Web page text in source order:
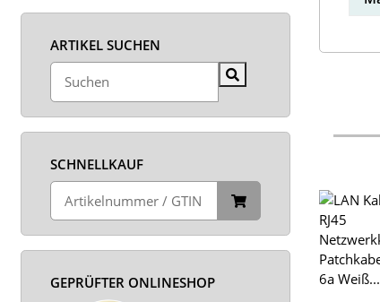
ARTIKEL SUCHEN
SCHNELLKAUF
GEPRÜFTER ONLINESHOP